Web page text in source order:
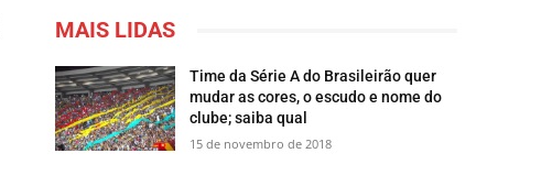
MAIS LIDAS
Time da Série A do Brasileirão quer
mudar as cores, o escudo e nome do
clube; saiba qual
15 de novembro de 2018